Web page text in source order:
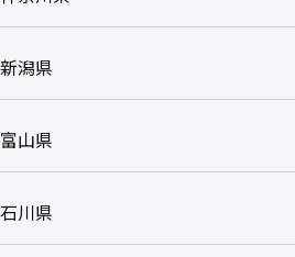
新潟県
富山県
石川県